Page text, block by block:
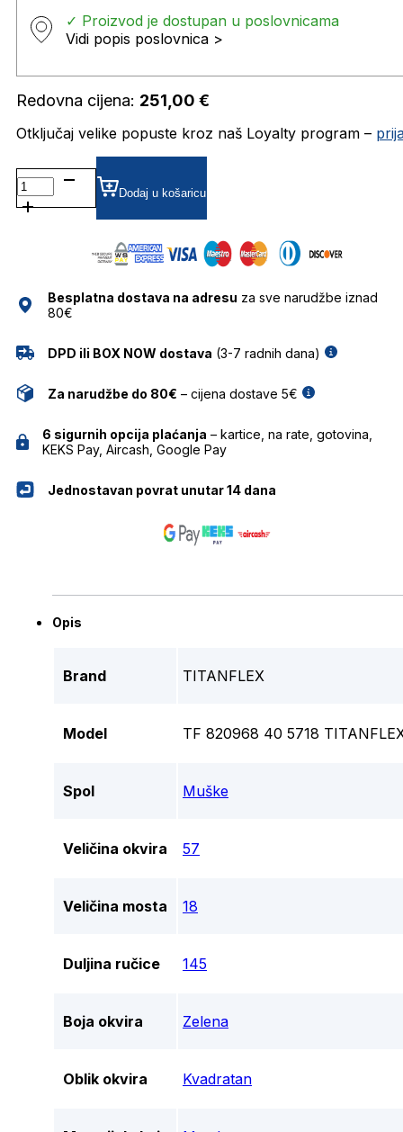
✓ Proizvod je dostupan u poslovnicama
Vidi popis poslovnica >
Redovna cijena: 251,00 €
Otključaj velike popuste kroz naš Loyalty program –
TF820968 DIOPTRIJSKI
OKVIRI
TITANFLEX
Dodaj u košaricu
Besplatna dostava na adresu za sve narudžbe iznad
80€
DPD ili BOX NOW dostava (3-7 radnih dana)
Za narudžbe do 80€ – cijena dostave 5€
6 sigurnih opcija plaćanja – kartice, na rate, gotovina,
KEKS Pay, Aircash, Google Pay
Jednostavan povrat unutar 14 dana
Opis
Brand TITANFLEX
Model TF 820968 40 5718
Spol Muške
Veličina okvira 57
Veličina mosta 18
Duljina ručice 145
Boja okvira Zelena
Oblik okvira Kvadratan